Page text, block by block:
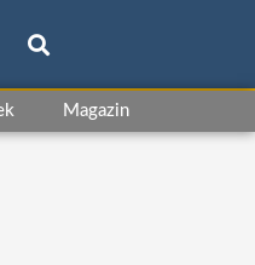
Magazin